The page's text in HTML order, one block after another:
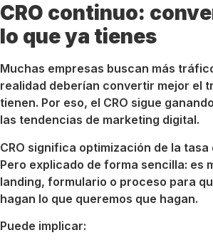
CRO continuo:
lo que ya tienes
Muchas empresas buscan más
realidad deberían convertir mejor el
tienen. Por eso, el CRO sigue
las tendencias de marketing digital.
CRO significa optimización de la
Pero explicado de forma sencilla: es
landing, formulario o proceso para
hagan lo que queremos que hagan.
Puede implicar: